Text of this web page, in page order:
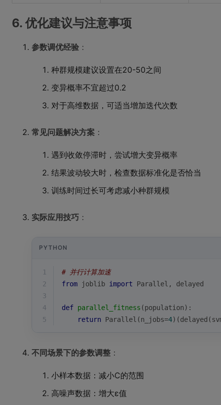
6. 优化建议与注意事项
参数调优经验 ：
种群规模建议设置在20-50之间
变异概率不宜超过0.2
对于高维数据，可适当增加迭代次数
常见问题解决方案 ：
遇到收敛停滞时，尝试增大变异概率
结果波动较大时，检查数据标准化是否恰当
训练时间过长可考虑减小种群规模
实际应用技巧 ：
PYTHON
1
# 并行计算加速
2
from joblib import Parallel, delayed
3
4
def parallel_fitness (population):
5
return Parallel(n_jobs=4
不同场景下的参数调整 ：
小样本数据：减小C的范围
高噪声数据：增大ε值